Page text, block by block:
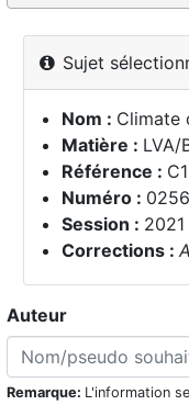
Sujet
Nom : Climate
Matière : LVA/
Référence :
Numéro :
Session : 2021
Corrections :
Auteur
Remarque: L'information